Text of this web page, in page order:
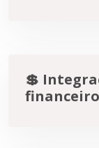
💲
financeiro